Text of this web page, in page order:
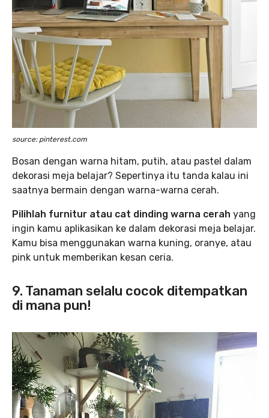
source: pinterest.com
Bosan dengan warna hitam, putih, atau pastel dalam
dekorasi meja belajar? Sepertinya itu tanda kalau ini
saatnya bermain dengan warna-warna cerah.
Pilihlah furnitur atau cat dinding warna cerah yang
ingin kamu aplikasikan ke dalam dekorasi meja belajar.
Kamu bisa menggunakan warna kuning, oranye, atau
pink untuk memberikan kesan ceria.
9. Tanaman selalu cocok ditempatkan
di mana pun!